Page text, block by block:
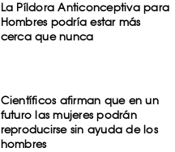
La Píldora Anticonceptiva para
Hombres podría estar más
cerca que nunca
Científicos afirman que en un
futuro las mujeres podrán
reproducirse sin ayuda de los
hombres